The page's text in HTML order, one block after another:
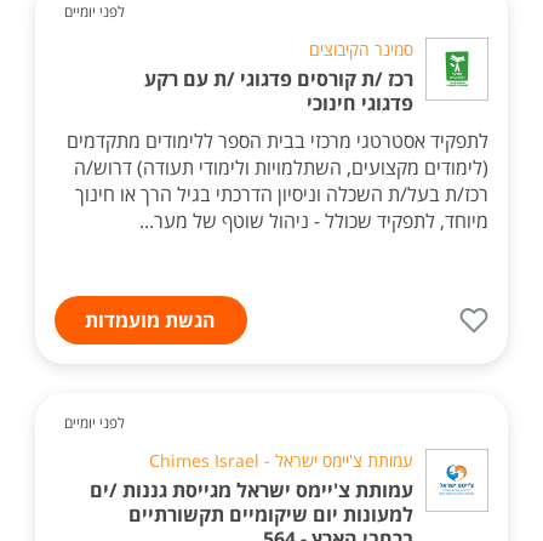
לפני יומיים
סמינר הקיבוצים
רכז /ת קורסים פדגוגי /ת עם רקע
פדגוגי חינוכי
לתפקיד אסטרטגי מרכזי בבית הספר ללימודים מתקדמים
(לימודים מקצועים, השתלמויות ולימודי תעודה) דרוש/ה
רכז/ת בעל/ת השכלה וניסיון הדרכתי בגיל הרך או חינוך
מיוחד, לתפקיד שכולל - ניהול שוטף של מער...
הגשת מועמדות
לפני יומיים
עמותת צ'יימס ישראל - Chimes Israel
עמותת צ'יימס ישראל מגייסת גננות /ים
למעונות יום שיקומיים תקשורתיים